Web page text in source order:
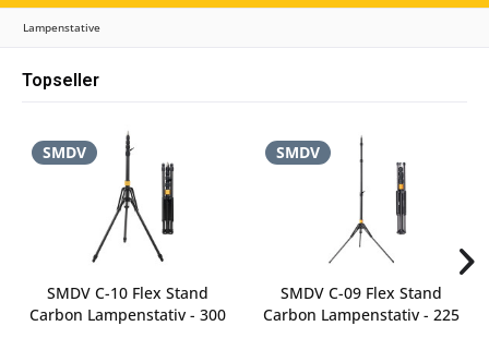
Lampenstative
Topseller
SMDV
SMDV C-10 Flex Stand
Carbon Lampenstativ - 300
SMDV
SMDV C-09 Flex Stand
Carbon Lampenstativ - 225